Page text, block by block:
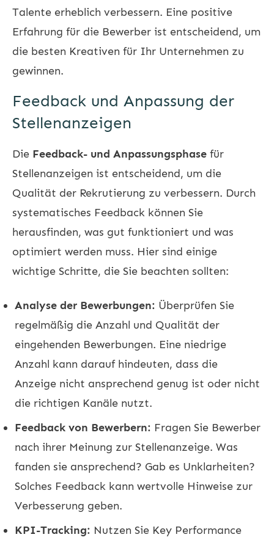
Talente erheblich verbessern. Eine positive
Erfahrung für die Bewerber ist entscheidend, um
die besten Kreativen für Ihr Unternehmen zu
gewinnen.
Feedback und Anpassung der
Stellenanzeigen
Die Feedback- und Anpassungsphase für
Stellenanzeigen ist entscheidend, um die
Qualität der Rekrutierung zu verbessern. Durch
systematisches Feedback können Sie
herausfinden, was gut funktioniert und was
optimiert werden muss. Hier sind einige
wichtige Schritte, die Sie beachten sollten:
Analyse der Bewerbungen: Überprüfen Sie
regelmäßig die Anzahl und Qualität der
eingehenden Bewerbungen. Eine niedrige
Anzahl kann darauf hindeuten, dass die
Anzeige nicht ansprechend genug ist oder nicht
die richtigen Kanäle nutzt.
Feedback von Bewerbern: Fragen Sie Bewerber
nach ihrer Meinung zur Stellenanzeige. Was
fanden sie ansprechend? Gab es Unklarheiten?
Solches Feedback kann wertvolle Hinweise zur
Verbesserung geben.
KPI-Tracking: Nutzen Sie Key Performance